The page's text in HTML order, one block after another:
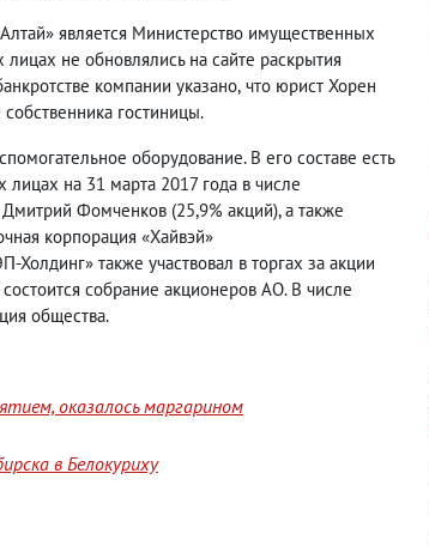
является Министерство имущественных
не обновлялись на сайте раскрытия
компании указано, что юрист Хорен
гостиницы.
оборудование. В его составе есть
на 31 марта 2017 года в числе
Дмитрий Фомченков (25,9% акций), а также
корпорация «Хайвэй»
Холдинг» также участвовал в торгах за акции
собрание акционеров АО. В числе
общества.
оказалось маргарином
в Белокуриху